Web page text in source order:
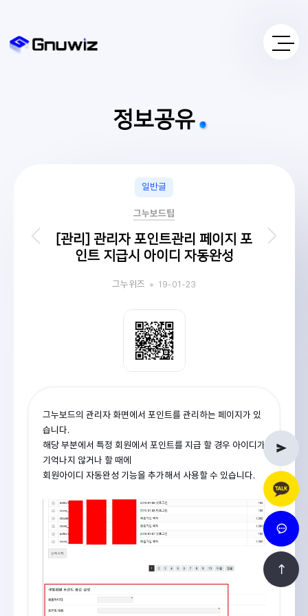
정보공유
일반글
그누보드팁
[관리] 관리자 포인트관리 페이지 포
인트 지급시 아이디 자동완성
그누위즈 19-01-23
그누보드의 관리자 화면에서 포인트를 관리하는 페이지가 있
습니다.
해당 부분에서 특정 회원에서 포인트를 지급 할 경우 아이디가
기억나지 않거나 할 때에
회원아이디 자동완성 기능을 추가해서 사용할 수 있습니다.